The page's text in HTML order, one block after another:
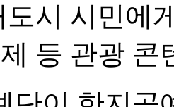
시 시민에
등 관광 콘